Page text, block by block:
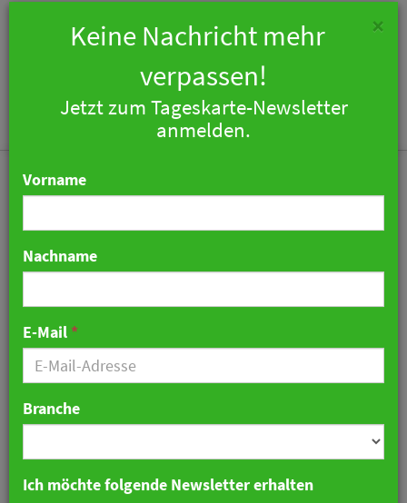
NH Hotel Group eröffnet
erstes Haus in Hannover
12. Mai 2021 13:51 Uhr
×
Keine Nachricht mehr
verpassen!
Jetzt zum Tageskarte-Newsletter
anmelden.
Vorname
Nachname
E-Mail *
Branche
Ich möchte folgende Newsletter erhalten